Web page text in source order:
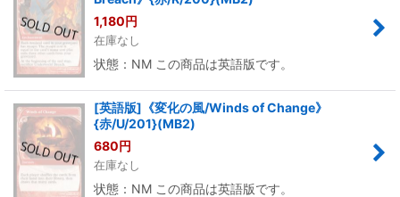
1,180円
在庫なし
状態：NM この商品は英語版です。
[英語版]《変化の風/Winds of Change》
{赤/U/201}(MB2)
680円
在庫なし
状態：NM この商品は英語版です。